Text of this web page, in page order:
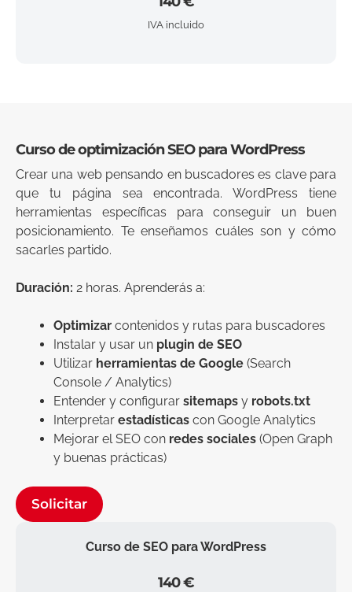
IVA incluido
Curso de optimización SEO para WordPress
Crear una web pensando en buscadores es clave para
que tu página sea encontrada. WordPress tiene
herramientas específicas para conseguir un buen
posicionamiento. Te enseñamos cuáles son y cómo
sacarles partido.
Duración: 2 horas. Aprenderás a:
Optimizar contenidos y rutas para buscadores
Instalar y usar un plugin de SEO
Utilizar herramientas de Google (Search
Console / Analytics)
Entender y configurar sitemaps y robots.txt
Interpretar estadísticas con Google Analytics
Mejorar el SEO con redes sociales (Open Graph
y buenas prácticas)
Solicitar
Curso de SEO para WordPress
140 €